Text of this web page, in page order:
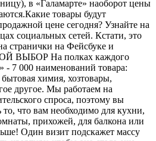
в «Галамарте» наоборот цены
товары будут
цене сегодня? Узнайте на
социальных сетей. Кстати, это
странички на Фейсбуке и
ВЫБОР На полках каждого
- 7 000 наименований товара:
химия, хозтовары,
другое. Мы работаем на
спроса, поэтому вы
то, что вам необходимо для кухни,
прихожей, для балкона или
Один визит подскажет массу